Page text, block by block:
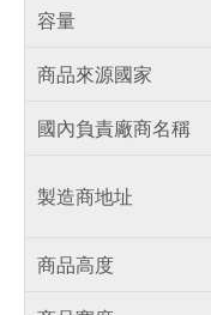
容量
商品來源國家
國內負責廠商名稱
製造商地址
商品高度